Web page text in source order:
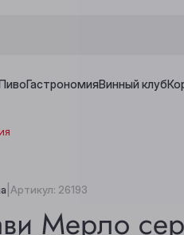
ГастрономияВинный клуб
Артикул: 26193
Мерло